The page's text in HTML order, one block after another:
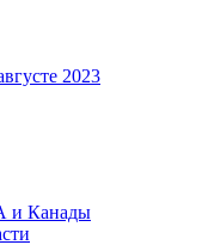
2023
и Канады